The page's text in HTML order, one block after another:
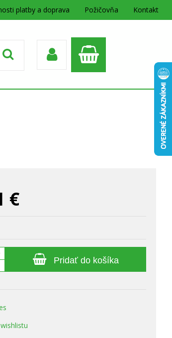
platby a doprava Požičovňa Kontakt
€
Pridať do košíka